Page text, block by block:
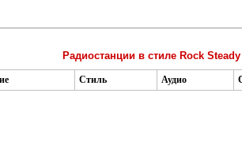
Радиостанции в стиле Rock Steady
Стиль Аудио